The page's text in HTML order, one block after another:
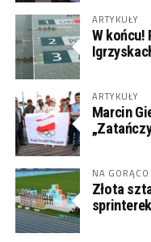
ARTYKUŁY
W końcu!
ARTYKUŁY
Marcin
NA GORĄCO
Złota